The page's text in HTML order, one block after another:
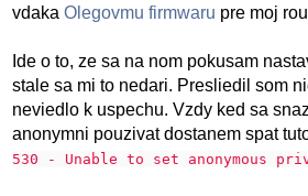
vdakaOlegovmu firmwaru pre moj
Ide o to, ze sa na nom pokusam
stale sa mi to nedari. Presliedil som
neviedlo k uspechu. Vzdy ked sa
anonymni pouzivat dostanem spat
530 - Unable to set anonymous